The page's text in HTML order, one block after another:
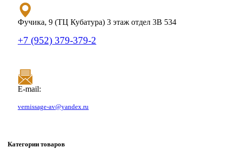
Фучика, 9 (ТЦ Кубатура) 3 этаж отдел 3В 534
+7 (952) 379-379-2
E-mail:
vernissage-av@yandex.ru
Категории товаров